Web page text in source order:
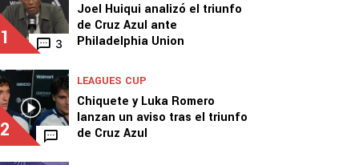
1 3
Joel Huiqui analizó el triunfo
de Cruz Azul ante
Philadelphia Union
2
LEAGUES CUP
Chiquete y Luka Romero
lanzan un aviso tras el triunfo
de Cruz Azul